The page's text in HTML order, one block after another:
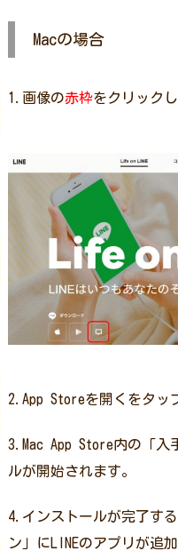
Macの場合
1.画像の赤枠をクリック
2.App Storeを開くをタッ
3.Mac App Store内の「入
ルが開始されます。
4.インストールが完了す
ン」にLINEのアプリが追